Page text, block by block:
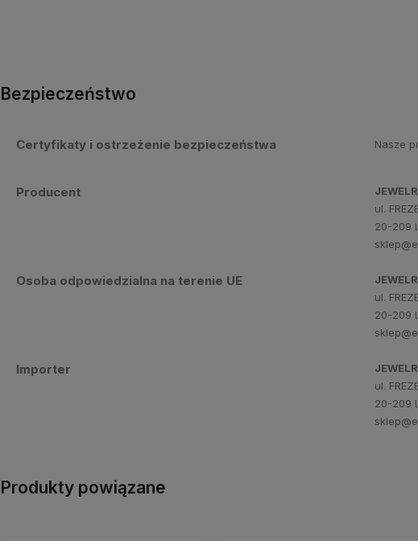
Bezpieczeństwo
Certyfikaty i ostrzeżenie bezpieczeństwa Nasze
Producent
ul.
20-209
Osoba odpowiedzialna na terenie UE
ul.
20-209
Importer
ul.
20-209
Produkty powiązane